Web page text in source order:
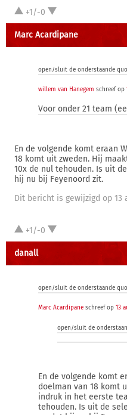
+1/-0
Marc Acardipane
open/sluit de onderstaande
willem van Hanegem schreef op
Voor onder 21 team
En de volgende komt eraan
18 komt uit zweden. Hij
10x de nul tehouden. Is uit
hij nu bij Feyenoord zit.
Dit bericht is gewijzigd op 13
+1/-0
danall
open/sluit de onderstaande
Marc Acardipane schreef op 13
open/sluit de
En de volgende komt
doelman van 18 komt
indruk in het eerste
tehouden. Is uit de